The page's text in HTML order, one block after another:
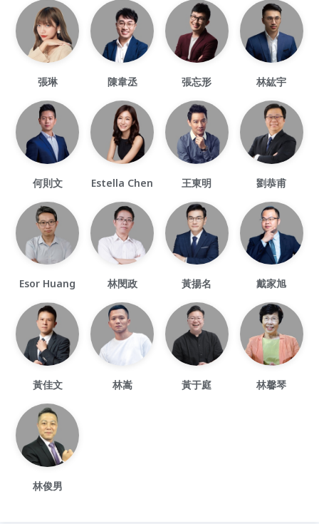
張琳 陳韋丞 張忘形 林紘宇
何則文 Estella Chen 王東明 劉恭甫
Esor Huang 林閔政 黃揚名 戴家旭
黃佳文 林嵩 黃于庭 林馨琴
林俊男